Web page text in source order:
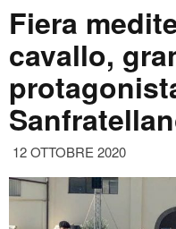
Fiera
cavallo,
12 OTTOBRE 2020